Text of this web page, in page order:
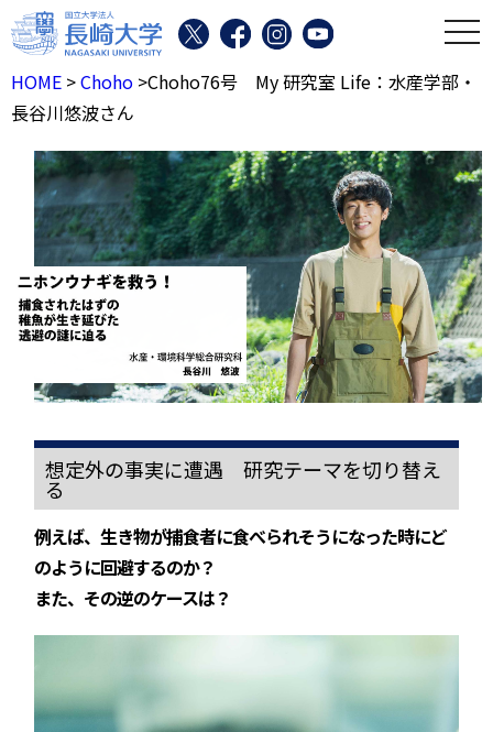
HOME >Choho >Choho76号 My 研究室 Life：水産学部・
長谷川悠波さん
想定外の事実に遭遇 研究テーマを切り替え
る
例えば、生き物が捕食者に食べられそうになった時にど
のように回避するのか？
また、その逆のケースは？